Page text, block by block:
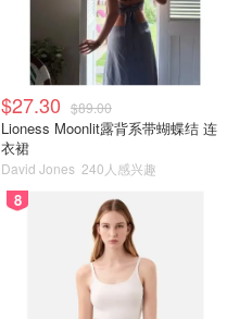
$27.30 $89.00
Lioness Moonlit露背系带蝴蝶结 连
衣裙
David Jones 240人感兴趣
8